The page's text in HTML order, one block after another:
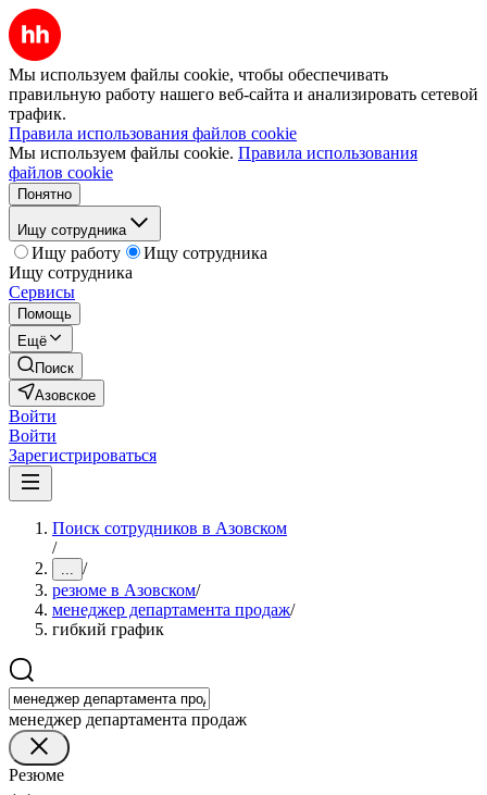
Мы используем файлы cookie, чтобы обеспечивать
правильную работу нашего веб-сайта и анализировать сетевой
трафик.
Правила использования файлов cookie
Мы используем файлы cookie. Правила использования
файлов cookie
Понятно
Ищу сотрудника
Ищу работу
Ищу сотрудника
Ищу сотрудника
Сервисы
Помощь
Ещё
Поиск
Азовское
Войти
Войти
Зарегистрироваться
Поиск сотрудников в Азовском
/
... /
резюме в Азовском/
менеджер департамента продаж/
гибкий график
менеджер департамента продаж
Резюме